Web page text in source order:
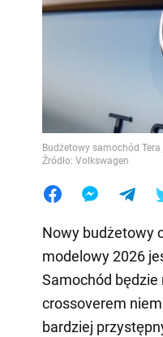
Budżetowy samochód
Źródło: Volkswagen
Nowy budżetowy
modelowy 2026
Samochód
crossoverem
bardziej